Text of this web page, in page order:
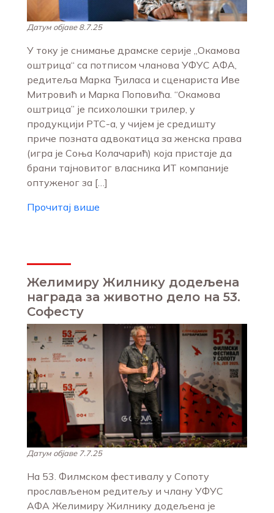
Датум објаве 8.7.25
У току је снимање драмске серије „Окамова
оштрица“ са потписом чланова УФУС АФА,
редитеља Марка Ђиласа и сценариста Иве
Митровић и Марка Поповића. “Окамова
оштрица” је психолошки трилер, у
продукцији РТС-а, у чијем је средишту
приче позната адвокатица за женска права
(игра је Соња Колачарић) која пристаје да
брани тајновитог власника ИТ компаније
оптуженог за […]
Прочитај више
Желимиру Жилнику додељена
награда за животно дело на 53.
Софесту
Датум објаве 7.7.25
На 53. Филмском фестивалу у Сопоту
прослављеном редитељу и члану УФУС
АФА Желимиру Жилнику додељена је